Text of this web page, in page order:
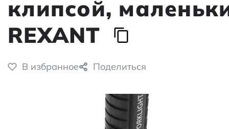
клипсой,
REXANT
В избранное Поделиться